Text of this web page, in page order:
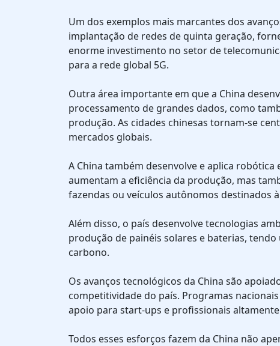
Um dos exemplos mais marcantes dos
implantação de redes de quinta geração,
enorme investimento no setor de
para a rede global 5G.
Outra área importante em que a China
processamento de grandes dados, como
produção. As cidades chinesas tornam-se
mercados globais.
A China também desenvolve e aplica
aumentam a eficiência da produção, mas
fazendas ou veículos autônomos destinados
Além disso, o país desenvolve tecnologias
produção de painéis solares e baterias,
carbono.
Os avanços tecnológicos da China são
competitividade do país. Programas
apoio para start-ups e profissionais
Todos esses esforços fazem da China não